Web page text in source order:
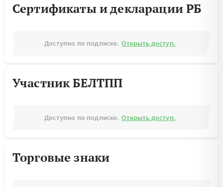
Сертификаты и декларации РБ
Доступно по подписке. Открыть доступ.
Участник БЕЛТПП
Доступно по подписке. Открыть доступ.
Торговые знаки